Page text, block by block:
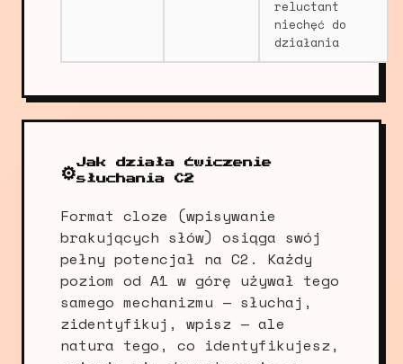
reluctant
niechęć do
działania
⚙️Jak działa ćwiczenie
słuchania C2
Format cloze (wpisywanie
brakujących słów) osiąga swój
pełny potencjał na C2. Każdy
poziom od A1 w górę używał tego
samego mechanizmu — słuchaj,
zidentyfikuj, wpisz — ale
natura tego, co identyfikujesz,